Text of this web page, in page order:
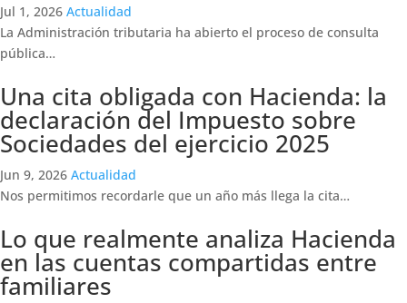
Jul 1, 2026 Actualidad
La Administración tributaria ha abierto el proceso de consulta
pública…
Una cita obligada con Hacienda: la
declaración del Impuesto sobre
Sociedades del ejercicio 2025
Jun 9, 2026 Actualidad
Nos permitimos recordarle que un año más llega la cita…
Lo que realmente analiza Hacienda
en las cuentas compartidas entre
familiares